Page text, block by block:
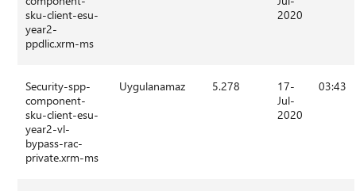
sku-client-esu-
year2-
ppdlic.xrm-ms
2020
Security-spp-
component-
sku-client-esu-
year2-vl-
bypass-rac-
private.xrm-ms
Uygulanamaz 5.278
17-
Jul-
2020
03:43